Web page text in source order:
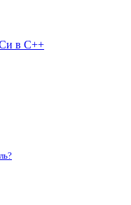
в С++